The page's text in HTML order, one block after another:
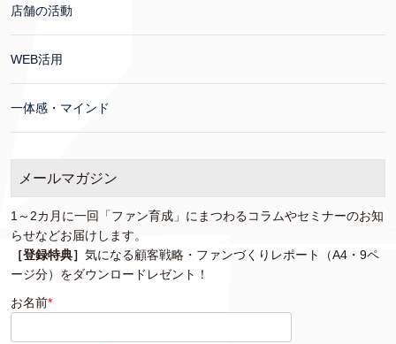
店舗の活動
WEB活用
一体感・マインド
メールマガジン
1～2カ月に一回「ファン育成」にまつわるコラムやセミナーのお知
らせなどお届けします。
［登録特典］ 気になる顧客戦略・ファンづくりレポート（A4・9ペ
ージ分）をダウンロードレゼント！
お名前*